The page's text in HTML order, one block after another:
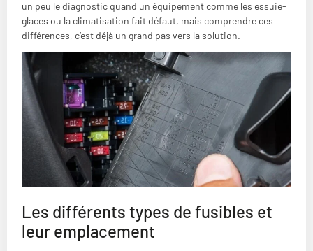
un peu le diagnostic quand un équipement comme les essuie-
glaces ou la climatisation fait défaut, mais comprendre ces
différences, c’est déjà un grand pas vers la solution.
Les différents types de fusibles et
leur emplacement